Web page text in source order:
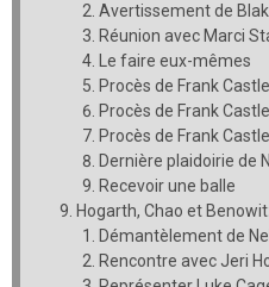
Avertissement de
Réunion avec Marci
Le faire eux-mêmes
Procès de Frank
Procès de Frank
Procès de Frank
Dernière plaidoirie de
Recevoir une balle
Hogarth, Chao et
Démantèlement de
Rencontre avec Jeri